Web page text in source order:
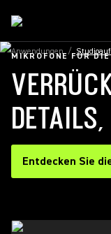
Anwendungen /
MIKROFONE FÜR
Entdecken Sie